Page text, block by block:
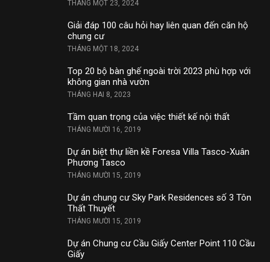
THÁNG MỘT 23, 2024
Giải đáp 100 câu hỏi hay liên quan đến căn hộ
chung cư
THÁNG MỘT 18, 2024
Top 20 bộ bàn ghế ngoài trời 2023 phù hợp với
không gian nhà vườn
THÁNG HAI 8, 2023
Tầm quan trọng của việc thiết kế nội thất
THÁNG MƯỜI 16, 2019
Dự án biệt thự liền kề Foresa Villa Tasco-Xuân
Phương Tasco
THÁNG MƯỜI 15, 2019
Dự án chung cư Sky Park Residences số 3 Tôn
Thất Thuyết
THÁNG MƯỜI 15, 2019
Dự án Chung cư Cầu Giấy Center Point 110 Cầu
Giấy